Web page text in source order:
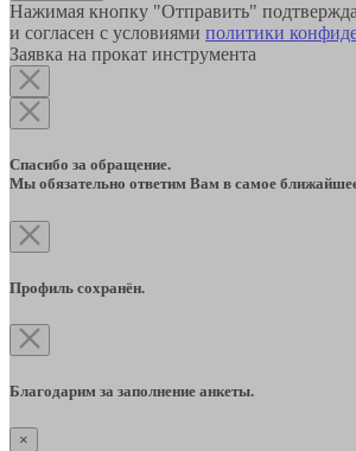
Нажимая кнопку "Отправить"
и согласен с условиями политики
Заявка на прокат инструмента
Спасибо за обращение.
Мы обязательно ответим Вам в самое
Профиль сохранён.
Благодарим за заполнение анкеты.
×